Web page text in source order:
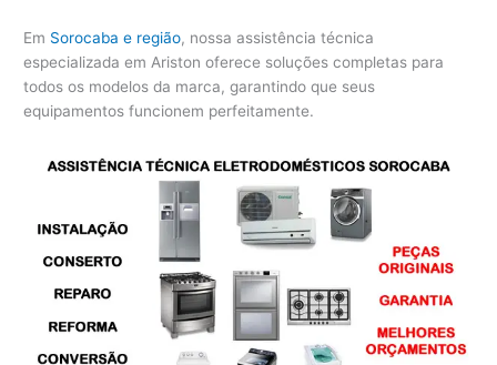
Em Sorocaba e região, nossa assistência técnica
especializada em Ariston oferece soluções completas para
todos os modelos da marca, garantindo que seus
equipamentos funcionem perfeitamente.